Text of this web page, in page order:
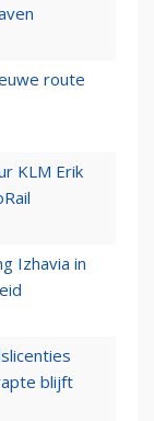
route
KLM Erik
Izhavia in
blijft